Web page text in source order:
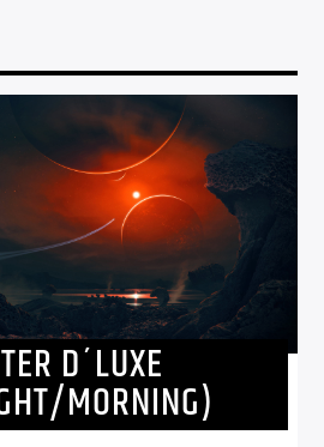
D´LUXE
MORNING)